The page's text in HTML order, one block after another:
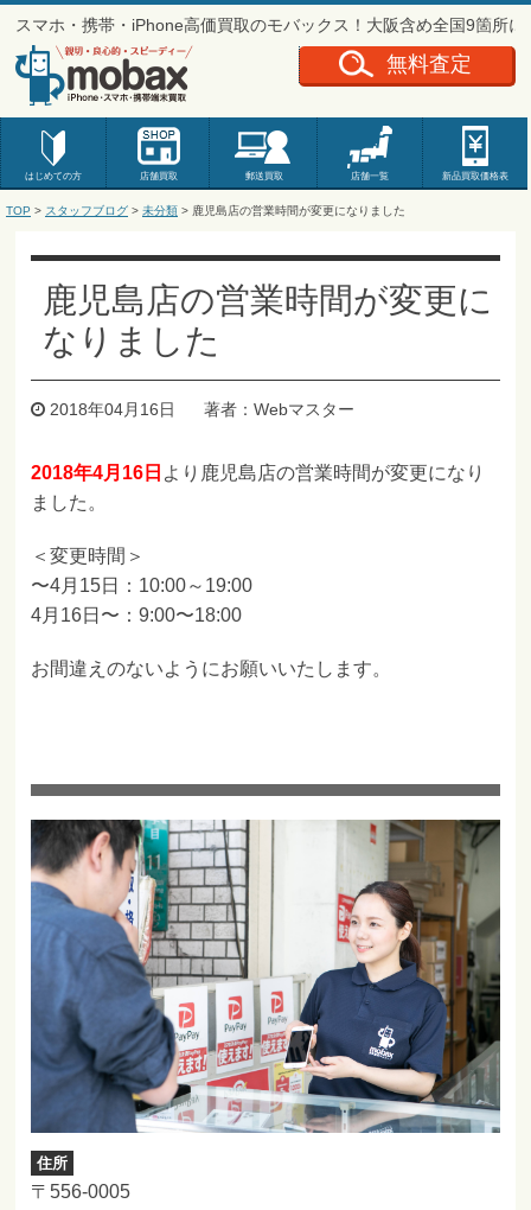
スマホ・携帯・iPhone高価買取のモバックス！大阪含め全国9箇所に
はじめての方 店舗買取 郵送買取 店舗一覧 新品買取価格表
無料査定
TOP > スタッフブログ > 未分類 > 鹿児島店の営業時間が変更になりました
鹿児島店の営業時間が変更に
なりました
2018年04月16日 著者：Webマスター
2018年4月16日 より鹿児島店の営業時間が変更になり
ました。
＜変更時間＞
〜4月15日：10:00～19:00
4月16日〜：9:00〜18:00
お間違えのないようにお願いいたします。
住所
〒556-0005